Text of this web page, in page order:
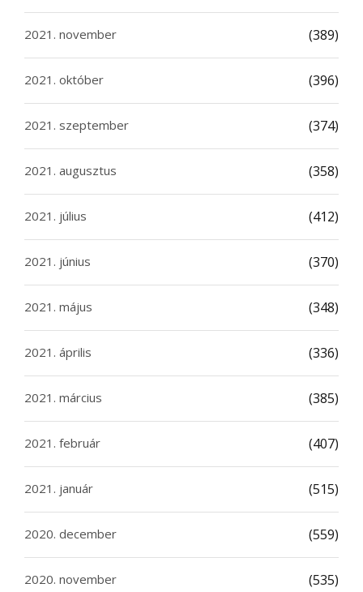
2021. november (389)
2021. október (396)
2021. szeptember (374)
2021. augusztus (358)
2021. július (412)
2021. június (370)
2021. május (348)
2021. április (336)
2021. március (385)
2021. február (407)
2021. január (515)
2020. december (559)
2020. november (535)